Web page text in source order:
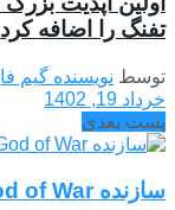
تفنگ را اضافه کرد
توسط نویسنده گیم فا
خرداد 19, 1402
پست بعدی
سازنده God of War روی یک بازی تأثیرگذار کار می‌کند